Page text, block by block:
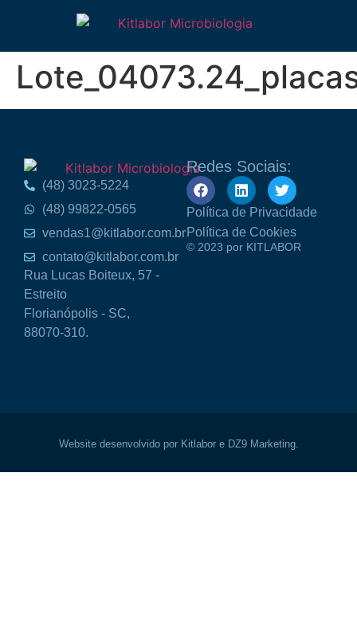
(48) 3023-5224
(48) 99822-0565
vendas1@kitlabor.com.br
contato@kitlabor.com.br
Rua Lucas Boiteux, 57 -
Estreito
Florianópolis - SC,
88070-310.
Redes Sociais:
Política de Privacidade
Política de Cookies
© 2023 por KITLABOR
Website desenvolvido por Kitlabor e DZ9 Marketing.